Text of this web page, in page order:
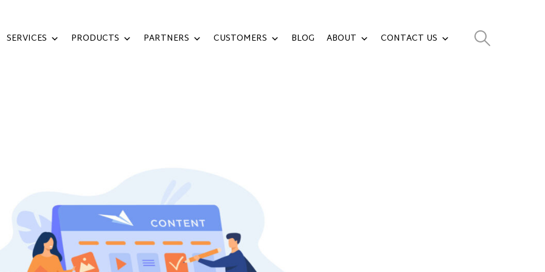
SERVICES PRODUCTS PARTNERS CUSTOMERS BLOG ABOUT CONTACT US